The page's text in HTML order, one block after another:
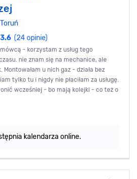
Toruń
3.6 (24 opinie)
- korzystam z usług tego
nie znam się na mechanice, ale
Montowałam u nich gaz - działa bez
tylko tu i nigdy nie płaciłam za usługę.
wcześniej - bo mają kolejki - co też o
kalendarza online.